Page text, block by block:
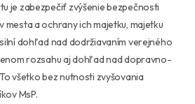
je zabezpečiť zvýšenie bezpečnosti
a ochrany ich majetku, majetku
dohľad nad dodržiavaním verejného
rozsahu aj dohľad nad dopravno-
všetko bez nutnosti zvyšovania
MsP.